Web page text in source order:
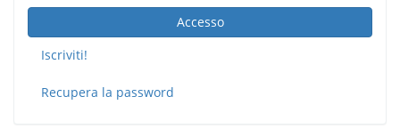
Accesso
Iscriviti!
Recupera la password